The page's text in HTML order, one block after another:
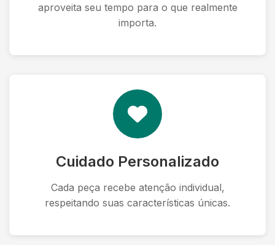
aproveita seu tempo para o que realmente
importa.
Cuidado Personalizado
Cada peça recebe atenção individual,
respeitando suas características únicas.